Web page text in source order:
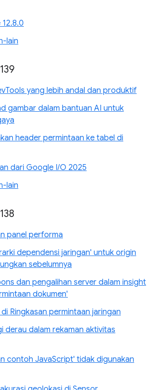
lain
yang lebih andal dan produktif
gambar dalam bantuan AI untuk
header permintaan ke tabel di
dari Google I/O 2025
lain
panel performa
dependensi jaringan' untuk origin
sebelumnya
dan pengalihan server dalam insight
dokumen'
Ringkasan permintaan jaringan
derau dalam rekaman aktivitas
contoh JavaScript' tidak digunakan